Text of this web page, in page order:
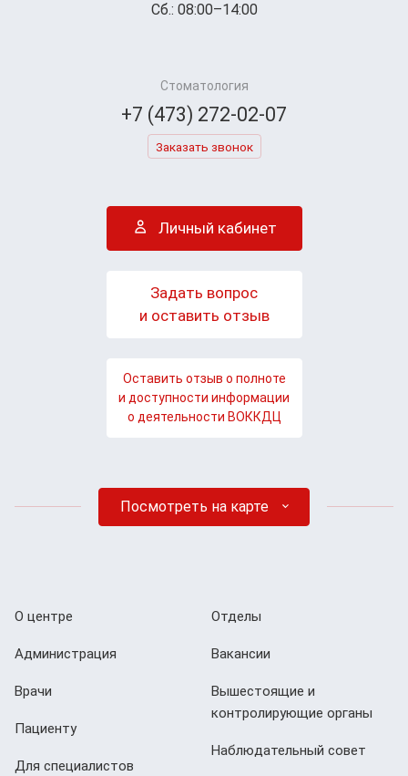
Сб.: 08:00–14:00
Стоматология
+7 (473) 272-02-07
Заказать звонок
Личный кабинет
Задать вопрос
и оставить отзыв
Оставить отзыв о полноте
и доступности информации
о деятельности ВОККДЦ
Посмотреть на карте
О центре
Администрация
Врачи
Пациенту
Для специалистов
Отделы
Вакансии
Вышестоящие и
контролирующие органы
Наблюдательный совет